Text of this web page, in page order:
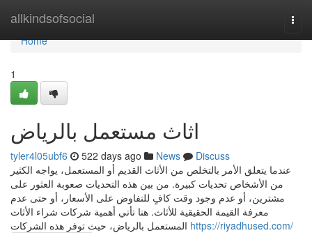
allkindsofsocial
Home
Home
1
اثاث مستعمل بالرياض
tyler4l05ubf6 522 days ago News
Discuss
عندما يتعلق الأمر بالتخلص من الأثاث القديم أو المستعمل، يواجه الكثير
من الأشخاص تحديات كبيرة. من بين هذه التحديات صعوبة العثور على
مشترين، أو عدم وجود وقت كافٍ للتفاوض على الأسعار، أو حتى عدم
معرفة القيمة الحقيقية للأثاث. هنا تأتي أهمية شركات شراء الأثاث
https://riyadhused.com/